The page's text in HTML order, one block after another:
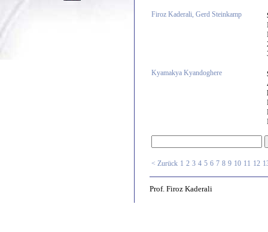
Firoz Kaderali, Gerd Steinkamp
Kyamakya Kyandoghere
< Zurück 1 2 3 4 5 6 7 8 9 10 11 12
Prof. Firoz Kaderali